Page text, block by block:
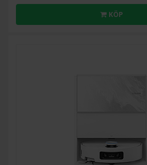
KÖP